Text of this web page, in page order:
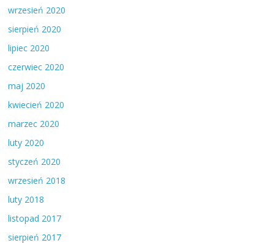
wrzesień 2020
sierpień 2020
lipiec 2020
czerwiec 2020
maj 2020
kwiecień 2020
marzec 2020
luty 2020
styczeń 2020
wrzesień 2018
luty 2018
listopad 2017
sierpień 2017